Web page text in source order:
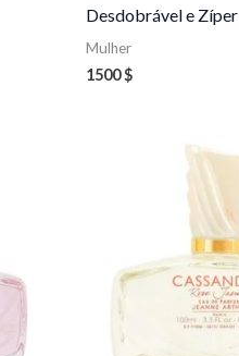
Desdobrável e Zíper
Mulher
1500$